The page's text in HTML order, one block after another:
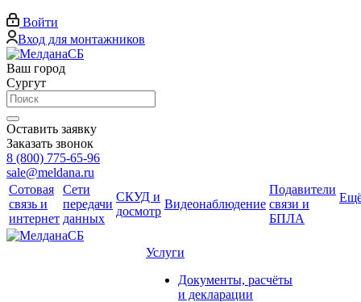
Войти
Вход для монтажников
Ваш город
Сургут
Оставить заявку
Заказать звонок
8 (800) 775-65-96
sale@meldana.ru
Сотовая
связь и
интернет
Сети
передачи
данных
СКУД и
досмотр
Видеонаблюдение
Подавители
связи и
БПЛА
Услуги
Документы, расчёты
и декларации